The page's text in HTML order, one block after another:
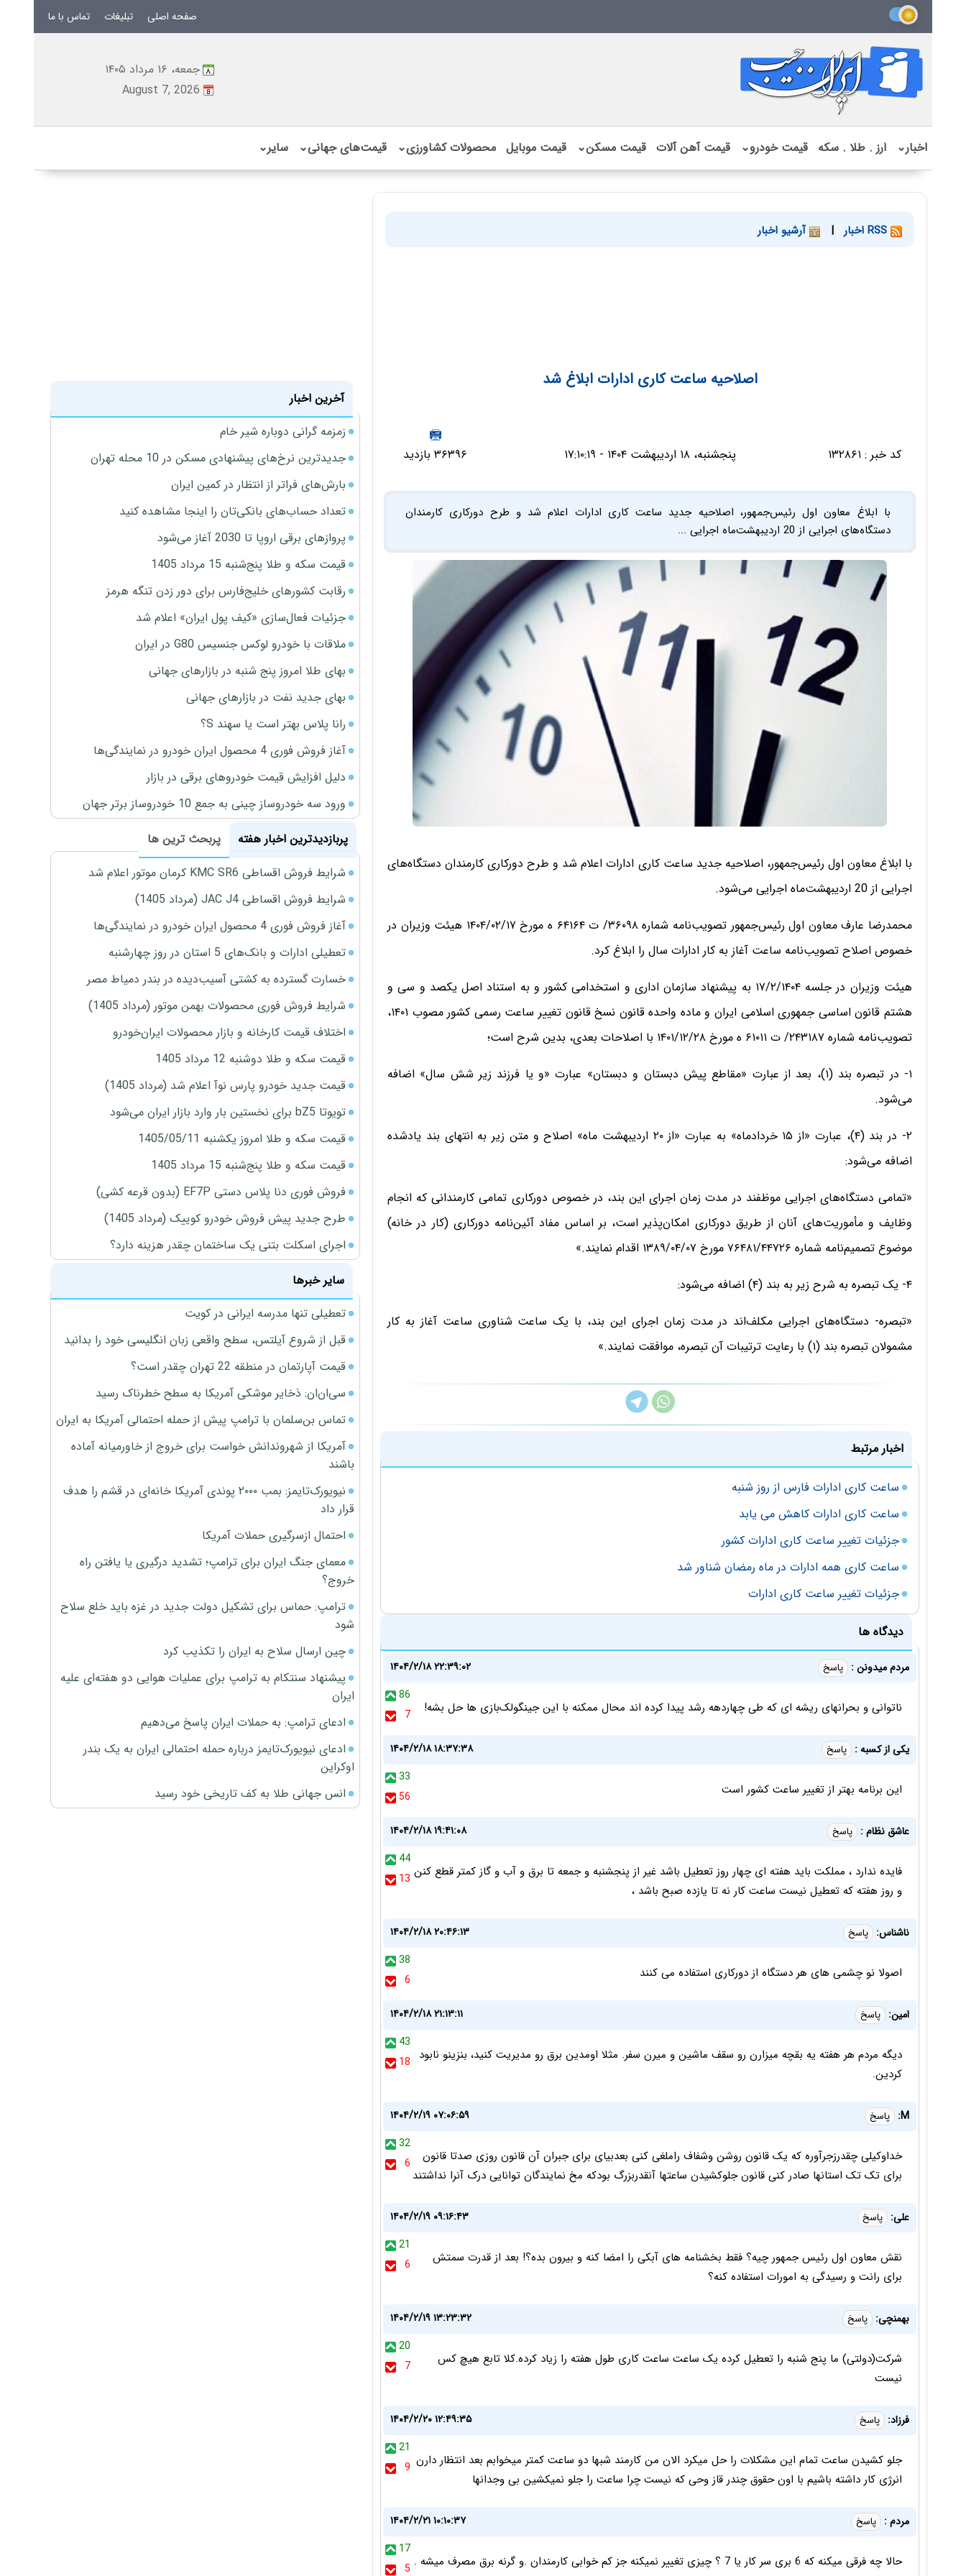
صفحه اصلی تبلیغات تماس با ما
جمعه، ۱۶ مرداد ۱۴۰۵
August 7, 2026
اخبار⌄ ارز . طلا . سکه قیمت خودرو⌄ قیمت آهن آلات قیمت مسکن⌄ قیمت موبایل محصولات کشاورزی⌄ قیمت‌های جهانی⌄ سایر⌄
| آرشیو اخبار
اصلاحیه ساعت کاری ادارات ابلاغ شد
کد خبر : ۱۳۲۸۶۱ پنجشنبه، ۱۸ اردیبهشت ۱۴۰۴ - ۱۷:۱۰:۱۹ ۳۶۳۹۶ بازدید
با ابلاغ معاون اول رئیس‌جمهور، اصلاحیه جدید ساعت کاری ادارات اعلام شد و طرح دورکاری کارمندان
دستگاه‌های اجرایی از 20 اردیبهشت‌ماه اجرایی ...
با ابلاغ معاون اول رئیس‌جمهور، اصلاحیه جدید ساعت کاری ادارات اعلام شد و طرح دورکاری کارمندان دستگاه‌های
اجرایی از 20 اردیبهشت‌ماه اجرایی می‌شود.
محمدرضا عارف معاون اول رئیس‌جمهور تصویب‌نامه شماره ۳۶۰۹۸/ ت ۶۴۱۶۴ ه مورخ ۱۷/‏۰۲/‏۱۴۰۴‬ هیئت وزیران در
خصوص اصلاح تصویب‌نامه ساعت آغاز به کار ادارات سال را ابلاغ کرد.
هیئت وزیران در جلسه ۱۷/۲/۱۴۰۴ به پیشنهاد سازمان اداری و استخدامی کشور و به استناد اصل یکصد و سی و
هشتم قانون اساسی جمهوری اسلامی ایران و ماده واحده قانون نسخ قانون تغییر ساعت رسمی کشور مصوب ۱۴۰۱،
تصویب‌نامه شماره ۲۴۳۱۸۷/ ت ۶۱۰۱۱ ه مورخ ۲۸/‏۱۲/‏۱۴۰۱‬ با اصلاحات بعدی، بدین شرح است؛
۱- در تبصره بند (۱)، بعد از عبارت «مقاطع پیش دبستان و دبستان» عبارت «و یا فرزند زیر شش سال» اضافه
می‌شود.
۲- در بند (۴)، عبارت «از ۱۵ خردادماه» به عبارت «از ۲۰ اردیبهشت ماه» اصلاح و متن زیر به انتهای بند یادشده
اضافه می‌شود:
«تمامی دستگاه‌های اجرایی موظفند در مدت زمان اجرای این بند، در خصوص دورکاری تمامی کارمندانی که انجام
وظایف و مأموریت‌های آنان از طریق دورکاری امکان‌پذیر است، بر اساس مفاد آئین‌نامه دورکاری (کار در خانه)
موضوع تصمیم‌نامه شماره ۷۶۴۸۱/۴۴۷۲۶ مورخ ۰۷/‏۰۴/‏۱۳۸۹‬ اقدام نمایند.»
۴- یک تبصره به شرح زیر به بند (۴) اضافه می‌شود:
«تبصره- دستگاه‌های اجرایی مکلف‌اند در مدت زمان اجرای این بند، با یک ساعت شناوری ساعت آغاز به کار
مشمولان تبصره بند (۱) با رعایت ترتیبات آن تبصره، موافقت نمایند.»
اخبار مرتبط
ساعت کاری ادارات فارس از روز شنبه
ساعت کاری ادارات کاهش می یابد
جزئیات تغییر ساعت کاری ادارات کشور
ساعت کاری همه ادارات در ماه رمضان شناور شد
جزئیات تغییر ساعت کاری ادارات
دیدگاه ها
مردم میدونن : پاسخ
۱۴۰۴/۲/۱۸ ۲۲:۳۹:۰۲
86
7
ناتوانی و بحرانهای ریشه ای که طی چهاردهه رشد پیدا کرده اند محال ممکنه با این جینگولک‌بازی ها حل بشه!
یکی از کسبه : پاسخ
۱۴۰۴/۲/۱۸ ۱۸:۳۷:۳۸
33
56
این برنامه بهتر از تغییر ساعت کشور است
عاشق نظام : پاسخ
۱۴۰۴/۲/۱۸ ۱۹:۴۱:۰۸
44
13 فایده ندارد ، مملكت باید هفته ای چهار روز تعطیل باشد غیر از پنجشنبه و جمعه تا برق و آب و گاز کمتر قطع کنن
و روز هفته که تعطیل نیست ساعت کار نه تا یازده صبح باشد ،
ناشناس: پاسخ
۱۴۰۴/۲/۱۸ ۲۰:۴۶:۱۳
38
6
اصولا نو چشمی های هر دستگاه از دورکاری استفاده می کنند
امین: پاسخ
۱۴۰۴/۲/۱۸ ۲۱:۱۳:۱۱
43
18
دیگه مردم هر هفته یه بقچه میزارن رو سقف ماشین و میرن سفر. مثلا اومدین برق رو مدیریت کنید، بنزینو نابود
کردین.
M: پاسخ
۱۴۰۴/۲/۱۹ ۰۷:۰۶:۵۹
32
6
خداوکیلی چقدرزجرآوره که یک قانون روشن وشفاف راملغی کنی بعدبیای برای جبران آن قانون روزی صدتا قانون
برای تک تک استانها صادر کنی قانون جلوکشیدن ساعتها آنقدربزرگ بودکه مخ نمایندگان توانایی درک آنرا نداشتند
علی: پاسخ
۱۴۰۴/۲/۱۹ ۰۹:۱۶:۴۳
21
6
نقش معاون اول رئیس جمهور چیه؟ فقط بخشنامه های آبکی را امضا کنه و بیرون بده؟! بعد از قدرت سمتش
برای رانت و رسیدگی به امورات استفاده کنه؟
بهمنچی: پاسخ
۱۴۰۴/۲/۱۹ ۱۳:۲۳:۳۲
20
7
شرکت(دولتی) ما پنج شنبه را تعطیل کرده یک ساعت ساعت کاری طول هفته را زیاد کرده.کلا تابع هیچ کس
نیست
فرزاد: پاسخ
۱۴۰۴/۲/۲۰ ۱۲:۴۹:۳۵
21
9 جلو کشیدن ساعت تمام این مشکلات را حل میکرد الان من کارمند شبها دو ساعت کمتر میخوابم بعد انتظار دارن
انرژی کار داشته باشیم با اون حقوق چندر قاز وحی که نیست چرا ساعت را جلو نمیکشین بی وجدانها
مردم : پاسخ
۱۴۰۴/۲/۲۱ ۱۰:۱۰:۳۷
17
5 حالا چه فرقی میکنه که 6 بری سر کار یا 7 ؟ چیزی تغییر نمیکنه جز کم خوابی کارمندان .و گرنه برق مصرف میشه .
آخرین اخبار
زمزمه گرانی دوباره شیر خام
جدیدترین نرخ‌های پیشنهادی مسکن در 10 محله تهران
بارش‌های فراتر از انتظار در کمین ایران
تعداد حساب‌های بانکی‌تان را اینجا مشاهده کنید
پروازهای برقی اروپا تا 2030 آغاز می‌شود
قیمت سکه و طلا پنج‌شنبه 15 مرداد 1405
رقابت کشورهای خلیج‌فارس برای دور زدن تنگه هرمز
جزئیات فعال‌سازی «کیف پول ایران» اعلام شد
ملاقات با خودرو لوکس جنسیس G80 در ایران
بهای طلا امروز پنج شنبه در بازارهای جهانی
بهای جدید نفت در بازارهای جهانی
رانا پلاس بهتر است یا سهند S؟
آغاز فروش فوری 4 محصول ایران خودرو در نمایندگی‌ها
دلیل افزایش قیمت خودروهای برقی در بازار
ورود سه خودروساز چینی به جمع 10 خودروساز برتر جهان
پربازدیدترین اخبار هفته
پربحث ترین ها
شرایط فروش اقساطی KMC SR6 کرمان موتور اعلام شد
شرایط فروش اقساطی JAC J4 (مرداد 1405)
آغاز فروش فوری 4 محصول ایران خودرو در نمایندگی‌ها
تعطیلی ادارات و بانک‌های 5 استان در روز چهارشنبه
خسارت گسترده به کشتی آسیب‌دیده در بندر دمیاط مصر
شرایط فروش فوری محصولات بهمن موتور (مرداد 1405)
اختلاف قیمت کارخانه و بازار محصولات ایران‌خودرو
قیمت سکه و طلا دوشنبه 12 مرداد 1405
قیمت جدید خودرو پارس نوآ اعلام شد (مرداد 1405)
تویوتا bZ5 برای نخستین بار وارد بازار ایران می‌شود
قیمت سکه و طلا امروز یکشنبه 1405/05/11
قیمت سکه و طلا پنج‌شنبه 15 مرداد 1405
فروش فوری دنا پلاس دستی EF7P (بدون قرعه کشی)
طرح جدید پیش فروش خودرو کوییک (مرداد 1405)
اجرای اسکلت بتنی یک ساختمان چقدر هزینه دارد؟
سایر خبرها
تعطیلی تنها مدرسه ایرانی در کویت
قبل از شروع آیلتس، سطح واقعی زبان انگلیسی خود را بدانید
قیمت آپارتمان در منطقه 22 تهران چقدر است؟
سی‌ان‌ان: ذخایر موشکی آمریکا به سطح خطرناک رسید
تماس بن‌سلمان با ترامپ پیش از حمله احتمالی آمریکا به ایران
آمریکا از شهروندانش خواست برای خروج از خاورمیانه آماده
باشند
نیویورک‌تایمز: بمب ۲۰۰۰ پوندی آمریکا خانه‌ای در قشم را هدف
قرار داد
احتمال ازسرگیری حملات آمریکا
معمای جنگ ایران برای ترامپ؛ تشدید درگیری یا یافتن راه
خروج؟
ترامپ: حماس برای تشکیل دولت جدید در غزه باید خلع سلاح
شود
چین ارسال سلاح به ایران را تکذیب کرد
پیشنهاد سنتکام به ترامپ برای عملیات هوایی دو هفته‌ای علیه
ایران
ادعای ترامپ: به حملات ایران پاسخ می‌دهیم
ادعای نیویورک‌تایمز درباره حمله احتمالی ایران به یک بندر
اوکراین
انس جهانی طلا به کف تاریخی خود رسید